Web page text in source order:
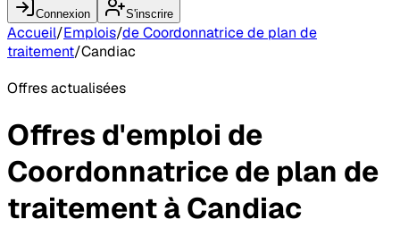
Connexion S'inscrire
Accueil/Emplois/de Coordonnatrice de plan de
traitement/Candiac
Offres actualisées
Offres d'emploi de
Coordonnatrice de plan de
traitementà Candiac